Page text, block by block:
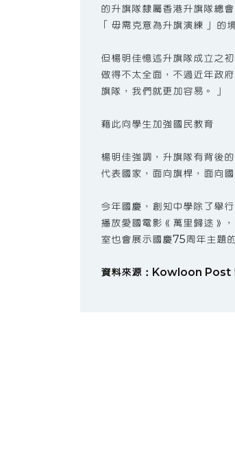
的升旗隊隸屬香港升旗隊總
「毋需克意為升旗演練」 的
但楊明佳憶述升旗隊成立之
做得不太全面，不過近年政
旗隊，我們就更加容易。」
藉此向學生加強國民教育
楊明佳強調，升旗隊有背後
代表國家，面向旗桿，面向
今年國慶，創知中學除了舉
播放愛國電影《萬里歸途》
室也會展示國慶75周年主題
資料來源：Kowloon Post